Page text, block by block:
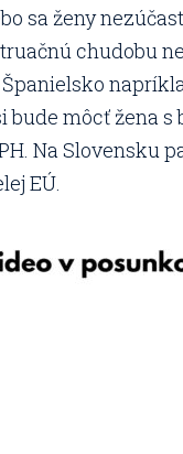
sa ženy
chudobu
bude môcť žena
Na Slovensku
EÚ.